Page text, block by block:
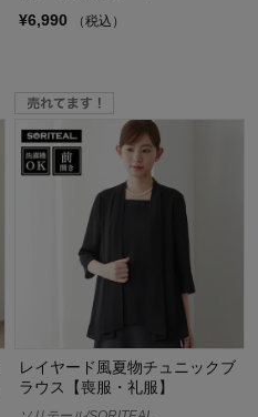
¥6,990
（税込）
レイヤード風夏物チュニックブ
ラウス【喪服・礼服】